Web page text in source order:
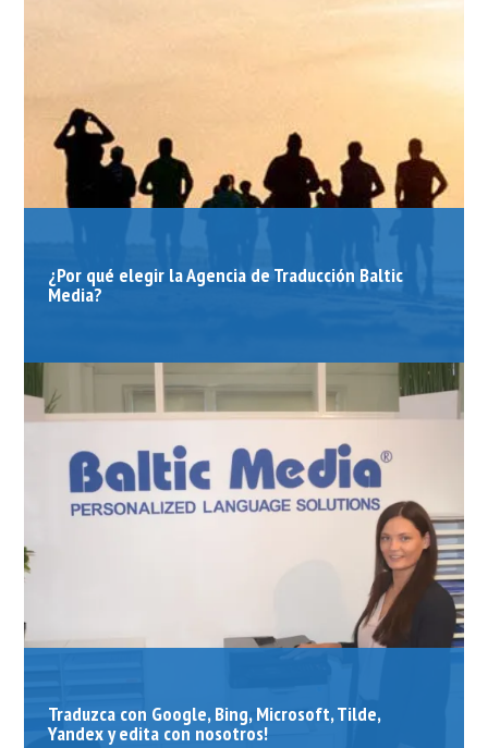
¿Por qué elegir la Agencia de Traducción Baltic
Media?
Traduzca con Google, Bing, Microsoft, Tilde,
Yandex y edita con nosotros!